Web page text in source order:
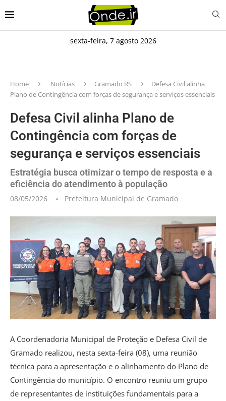
sexta-feira, 7 agosto 2026
Home Notícias Gramado RS
Defesa Civil alinha
Plano de Contingência com forças de segurança e serviços essenciais
Defesa Civil alinha Plano de
Contingência com forças de
segurança e serviços essenciais
Estratégia busca otimizar o tempo de resposta e a
eficiência do atendimento à população
08/05/2026 Prefeitura Municipal de Gramado
A Coordenadoria Municipal de Proteção e Defesa Civil de
Gramado realizou, nesta sexta-feira (08), uma reunião
técnica para a apresentação e o alinhamento do Plano de
Contingência do município. O encontro reuniu um grupo
de representantes de instituições fundamentais para a